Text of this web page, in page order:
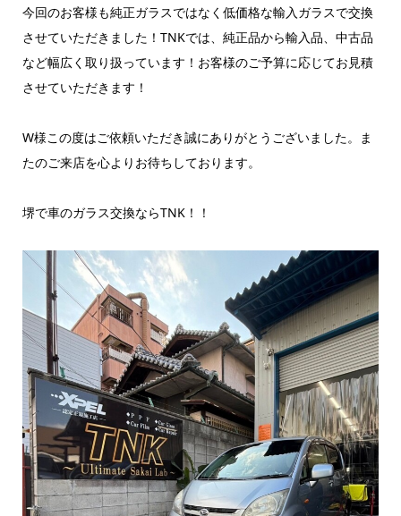
今回のお客様も純正ガラスではなく低価格な輸入ガラスで交換
させていただきました！TNKでは、純正品から輸入品、中古品
など幅広く取り扱っています！お客様のご予算に応じてお見積
させていただきます！
W様この度はご依頼いただき誠にありがとうございました。ま
たのご来店を心よりお待ちしております。
堺で車のガラス交換ならTNK！！